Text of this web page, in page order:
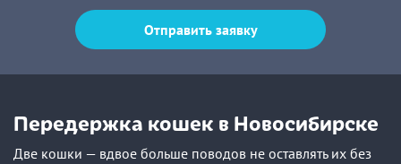
Отправить заявку
Передержка кошек в Новосибирске
Две кошки — вдвое больше поводов не оставлять их без